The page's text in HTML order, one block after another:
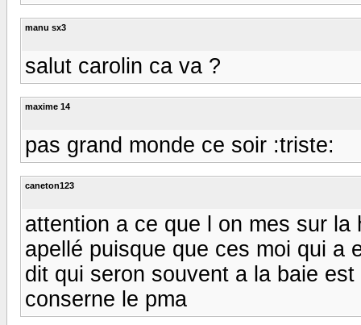
manu sx3
salut carolin ca va ?
maxime 14
pas grand monde ce soir :triste:
caneton123
attention a ce que l on mes sur
apellé puisque que ces moi qui a
dit qui seron souvent a la baie
conserne le pma